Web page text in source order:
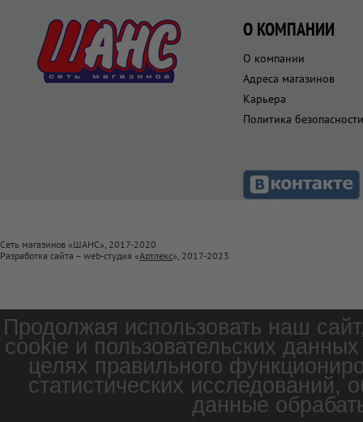
О КОМПАНИИ
О компании
Адреса магазинов
Карьера
Политика безопасности
Сеть магазинов «ШАНС», 2017-2020
Разработка сайта – web-студия «Артлекс», 2017-2023
Продолжая использовать наш
cookie и пользовательских
целях правильного
статистических
данные